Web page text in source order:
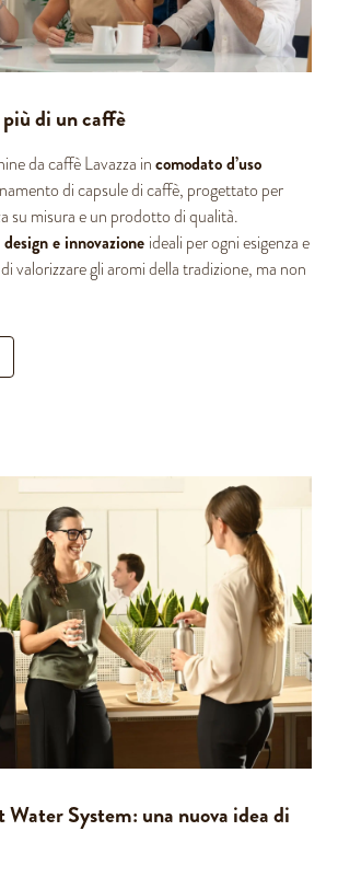
di un caffè
da caffè Lavazza incomodato d’uso
di capsule di caffè, progettato per
su misura e un prodotto di qualità.
e innovazione ideali per ogni esigenza e
valorizzare gli aromi della tradizione, ma non
Water System: una nuova idea di